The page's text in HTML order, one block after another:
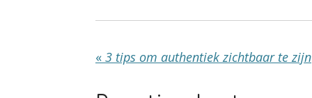
« 3 tips om authentiek zichtbaar te zijn